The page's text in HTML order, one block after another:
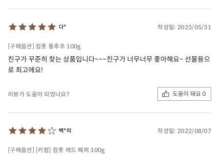
다* 작성일: 2023/05/31
[구매옵션] 캄폿 통후추 100g
친구가 꾸준히 찾는 상품입니다~~~친구가 너무너무 좋아해요~ 선물용으
로 최고에요!
리뷰가 도움이 되었나요? 도움이 돼요 0
백*미 작성일: 2022/08/07
[구매옵션] [키럼] 캄폿 레드 페퍼 100g